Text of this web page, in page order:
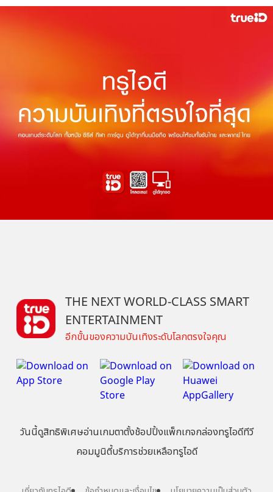
THE NEXT WORLD-CLASS SMART
ENTERTAINMENT
อีกขั้นของความบันเทิงระดับโลกตรงใจคุณ
วันนี้ดูสิทธิพิเศษอ่านเกมตาตั้งช้อปปิ้งแพ็กเกจกล่องทรูไอดีทีวี
คอมมูนิตี้บริการช่วยเหลือทรูไอดี